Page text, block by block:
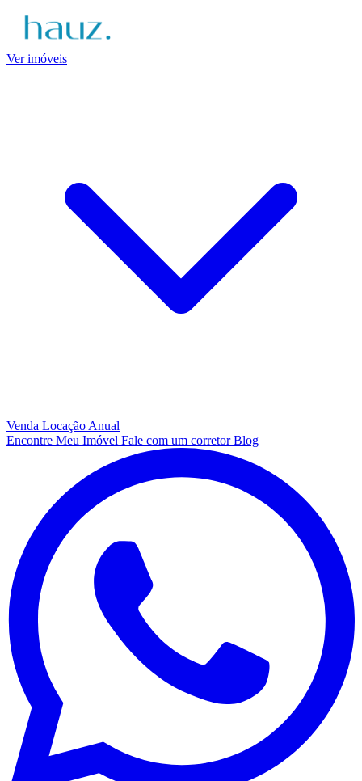
Ver imóveis
Venda Locação Anual
Encontre Meu Imóvel Fale com um corretorBlog